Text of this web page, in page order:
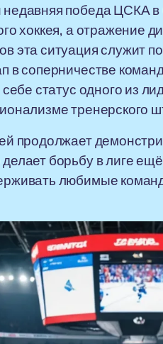
победа ЦСКА в
хоккея, а отражение
эта ситуация служит
в соперничестве
статус одного из
тренерского
продолжает
борьбу в лиге
любимые